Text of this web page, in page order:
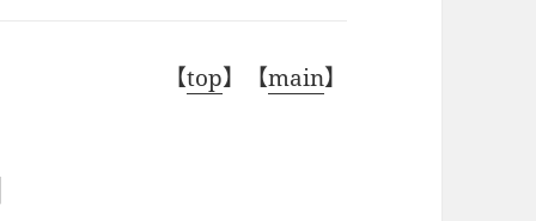
【top】【main】